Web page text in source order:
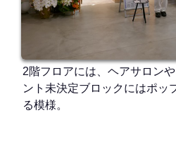
2階フロアには、ヘアサロン
ント未決定ブロックにはポッ
る模様。